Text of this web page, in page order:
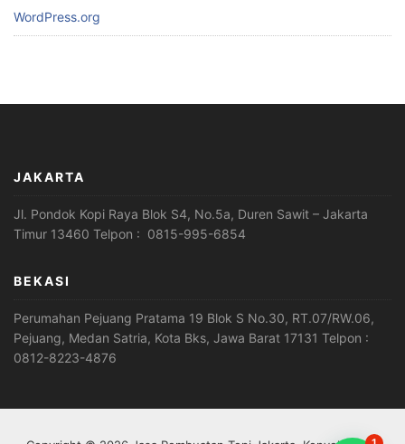
WordPress.org
JAKARTA
Jl. Pondok Kopi Raya Blok S4, No.5a, Duren Sawit – Jakarta
Timur 13460 Telpon : 0815-995-6854
BEKASI
Perumahan Pejuang Pratama 19 Blok S No.30, RT.07/RW.06,
Pejuang, Medan Satria, Kota Bks, Jawa Barat 17131 Telpon :
0812-8223-4876